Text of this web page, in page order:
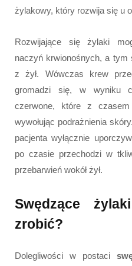
żylakowy, który rozwija się u
Rozwijające się żylaki
naczyń krwionośnych, a tym
z żył. Wówczas krew
gromadzi się, w wyniku
czerwone, które z czasem
wywołując podrażnienia
pacjenta wyłącznie
po czasie przechodzi w
przebarwień wokół żył.
Swędzące
zrobić?
Dolegliwości w postaci